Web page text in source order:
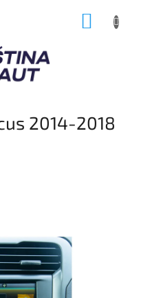
2014-2018